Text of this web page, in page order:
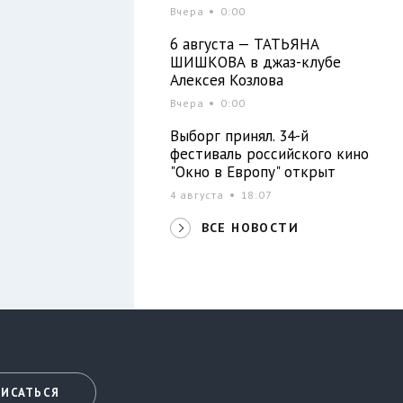
Вчера 0:00
6 августа — ТАТЬЯНА
ШИШКОВА в джаз-клубе
Алексея Козлова
Вчера 0:00
Выборг принял. 34-й
фестиваль российского кино
"Окно в Европу" открыт
4 августа 18:07
ВСЕ НОВОСТИ